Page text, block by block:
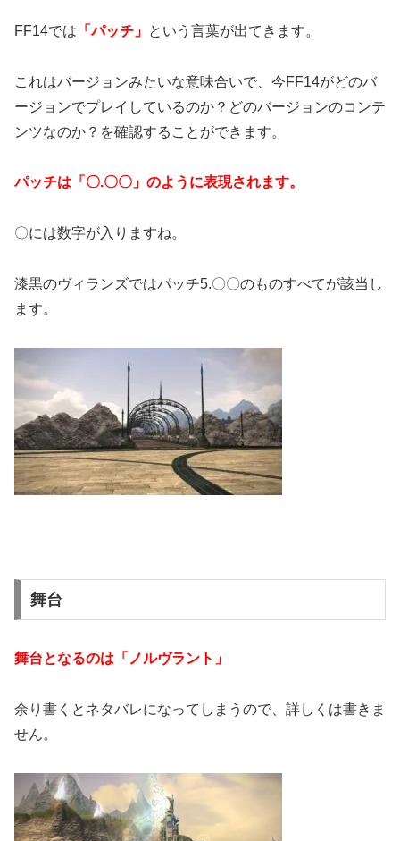
FF14では 「パッチ」 という言葉が出てきます。
これはバージョンみたいな意味合いで、今FF14がどのバ
ージョンでプレイしているのか？どのバージョンのコンテ
ンツなのか？を確認することができます。
パッチは「〇.〇〇」のように表現されます。
〇には数字が入りますね。
漆黒のヴィランズではパッチ5.〇〇のものすべてが該当し
ます。
舞台
舞台となるのは「ノルヴラント」
余り書くとネタバレになってしまうので、詳しくは書きま
せん。